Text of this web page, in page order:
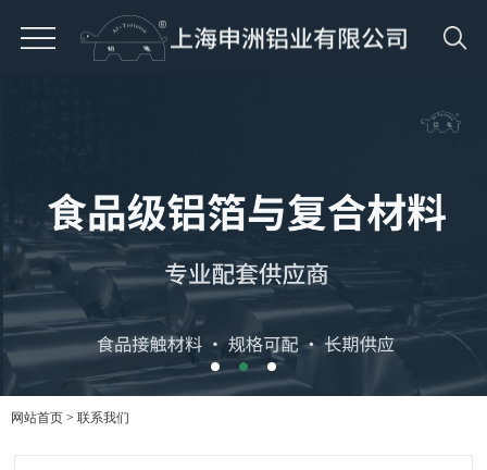
网站首页 > 联系我们